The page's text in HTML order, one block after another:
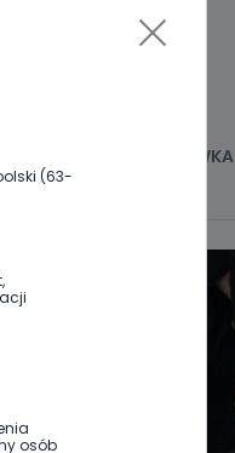
(63-
osób
KULTURA I ROZRYWKA
WYWIADY